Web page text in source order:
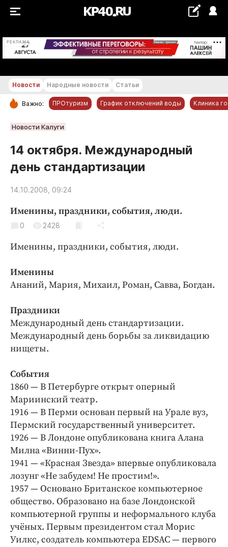
РЕКЛАМА +19...+20 °С
РУБРИКИ
Обнинск
Новости компаний
Статьи
Народные новости
Благоустройство
Культура
Образование
Погода
Праздники
Происшествия
Экономика и бизнес
ПРОЕКТЫ
Блоги
Издания
Медиаперсона
Интересное чтиво
Клиника года
Бренд года
Работодатель года
Новости Народные новости Статьи
Важно: ПРОтуризм График отключений воды Клиника
Новости Калуги
14 октября. Международный
день стандартизации
14.10.2008, 09:24
Именины, праздники, события, люди.
0 2428
Именины, праздники, события, люди.
Именины
Ананий, Мария, Михаил, Роман, Савва, Богдан.
Праздники
Международный день стандартизации.
Международный день борьбы за ликвидацию
нищеты.
События
1860 — В Петербурге открыт оперный
Мариинский театр.
1916 — В Перми основан первый на Урале вуз,
Пермский государственный университет.
1926 — В Лондоне опубликована книга Алана
Милна «Винни-Пух».
1941 — «Красная Звезда» впервые опубликовала
лозунг «Не забудем! Не простим!».
1957 — Основано Британское компьютерное
общество. Образовано на базе Лондонской
компьютерной группы и неформального клуба
учёных. Первым президентом стал Морис
Уилкс, создатель компьютера EDSAC — первого